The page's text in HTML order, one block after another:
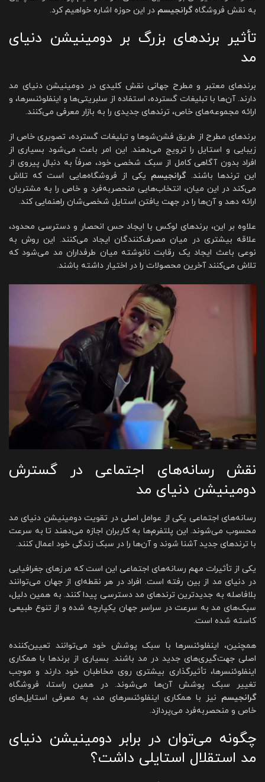
به نقش فروشگاهگرانجیسم در این حوزه اشاره خواهیم کرد.
تأثیر برندهای بزرگ بر دومینیشن دنیای
مد
برندهای معتبر و مطرح جهانی نقش کلیدی در دومینیشن دنیای مد
دارند. آن‌ها با تبلیغات گسترده، استفاده از سلبریتی‌ها و اینفلوئنسرها، و
ارائه مجموعه‌های خاص، ترندهای جدیدی را به بازار معرفی می‌کنند.
برندهای مطرح از طریق فشن‌شوها و تبلیغات گسترده، تصویری خاص از
زیبایی و استایل را ترویج می‌دهند. این امر باعث می‌شود بسیاری از
افراد بدون آگاهی کامل از سبک شخصی خود، صرفاً به دنبال پیروی از
این ترندها باشند.گرانجیسم یکی از فروشگاه‌هایی است که تلاش
می‌کند در این میان، انتخاب‌هایی منحصربه‌فرد و خاص را به مشتریان
ارائه دهد و آن‌ها را در جهت یافتن استایل شخصی‌شان راهنمایی کند.
علاوه بر این، برندهای لوکس با ایجاد حس انحصار و دسترسی محدود،
علاقه بیشتری در میان مصرف‌کنندگان ایجاد می‌کنند. این روش به
نوعی باعث ایجاد یک رقابت نانوشته میان طرفداران مد می‌شود که
تلاش می‌کنند آخرین محصولات را در اختیار داشته باشند.
نقش رسانه‌های اجتماعی در گسترش
دومینیشن دنیای مد
رسانه‌های اجتماعی یکی از عوامل اصلی در تقویت دومینیشن دنیای مد
محسوب می‌شوند. این پلتفرم‌ها به کاربران اجازه می‌دهند تا به سرعت
با ترندهای جدید آشنا شوند و آن‌ها را در سبک زندگی خود اعمال کنند.
یکی از تأثیرات مهم رسانه‌های اجتماعی این است که مرزهای جغرافیایی
در دنیای مد از بین رفته است. افراد در هر نقطه‌ای از جهان می‌توانند
بلافاصله به جدیدترین ترندهای مد دسترسی پیدا کنند. به همین دلیل،
سبک‌های مد به سرعت در سراسر جهان یکپارچه شده و از تنوع طبیعی
کاسته شده است.
همچنین، اینفلوئنسرها با سبک پوشش خود می‌توانند تعیین‌کننده
اصلی جهت‌گیری‌های جدید در مد باشند. بسیاری از برندها با همکاری
اینفلوئنسرها، تأثیرگذاری بیشتری روی مخاطبان خود دارند و موجب
تغییر سبک پوشش آن‌ها می‌شوند. در همین راستا، فروشگاه
گرانجیسم نیز با همکاری اینفلوئنسرهای مد، به معرفی استایل‌های
خاص و منحصربه‌فرد می‌پردازد.
چگونه می‌توان در برابر دومینیشن دنیای
مد استقلال استایلی داشت؟